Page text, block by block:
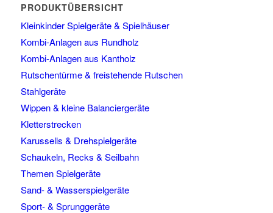
PRODUKTÜBERSICHT
Kleinkinder Spielgeräte & Spielhäuser
Kombi-Anlagen aus Rundholz
Kombi-Anlagen aus Kantholz
Rutschentürme & freistehende Rutschen
Stahlgeräte
Wippen & kleine Balanciergeräte
Kletterstrecken
Karussells & Drehspielgeräte
Schaukeln, Recks & Seilbahn
Themen Spielgeräte
Sand- & Wasserspielgeräte
Sport- & Sprunggeräte